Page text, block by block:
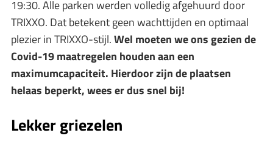
19:30. Alle parken werden volledig afgehuurd door
TRIXXO. Dat betekent geen wachttijden en optimaal
plezier in TRIXXO-stijl.Wel moeten we ons gezien de
Covid-19 maatregelen houden aan een
maximumcapaciteit. Hierdoor zijn de plaatsen
helaas beperkt, wees er dus snel bij!
Lekker griezelen